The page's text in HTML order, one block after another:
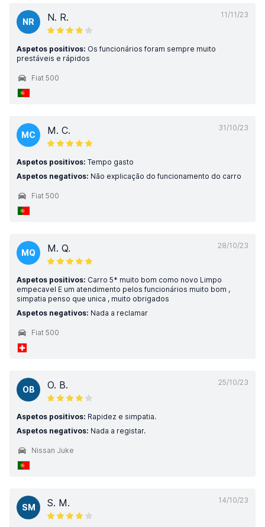
11/11/23
NR N. R.
Aspetos positivos: Os funcionários foram sempre muito
prestáveis e rápidos
Fiat 500
31/10/23
MC M. C.
Aspetos positivos: Tempo gasto
Aspetos negativos: Não explicação do funcionamento do carro
Fiat 500
28/10/23
MQ M. Q.
Aspetos positivos: Carro 5* muito bom como novo Limpo
empecavel E um atendimento pelos funcionários muito bom ,
simpatia penso que unica , muito obrigados
Aspetos negativos: Nada a reclamar
Fiat 500
25/10/23
OB O. B.
Aspetos positivos: Rapidez e simpatia.
Aspetos negativos: Nada a registar.
Nissan Juke
14/10/23
SM S. M.